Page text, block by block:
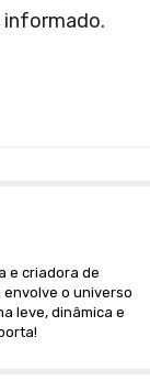
informado.
e criadora de
o universo
leve, dinâmica e